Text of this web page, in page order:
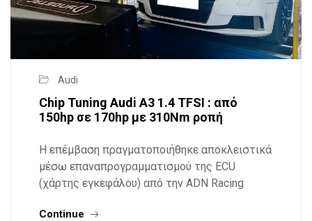
Audi
Chip Tuning Audi A3 1.4 TFSI : από
150hp σε 170hp με 310Nm ροπή
Η επέμβαση πραγματοποιήθηκε αποκλειστικά
μέσω επαναπρογραμματισμού της ECU
(χάρτης εγκεφάλου) από την ADN Racing
Continue